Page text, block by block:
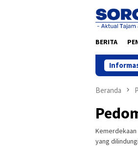
BERITA
Beranda
yang